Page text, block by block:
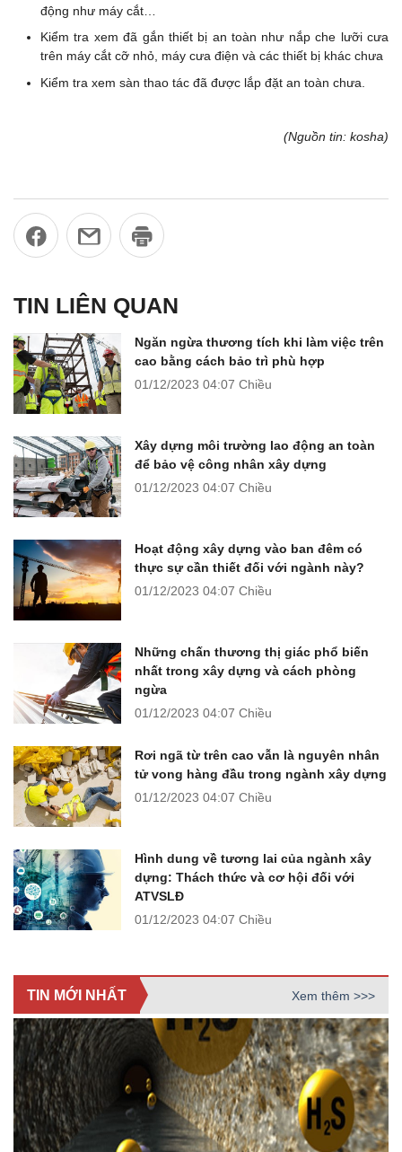
động như máy cắt…
Kiểm tra xem đã gắn thiết bị an toàn như nắp che lưỡi cưa
trên máy cắt cỡ nhỏ, máy cưa điện và các thiết bị khác chưa
Kiểm tra xem sàn thao tác đã được lắp đặt an toàn chưa.
(Nguồn tin: kosha)
TIN LIÊN QUAN
Ngăn ngừa thương tích khi làm việc trên
cao bằng cách bảo trì phù hợp
01/12/2023 04:07 Chiều
Xây dựng môi trường lao động an toàn
để bảo vệ công nhân xây dựng
01/12/2023 04:07 Chiều
Hoạt động xây dựng vào ban đêm có
thực sự cần thiết đối với ngành này?
01/12/2023 04:07 Chiều
Những chấn thương thị giác phổ biến
nhất trong xây dựng và cách phòng
ngừa
01/12/2023 04:07 Chiều
Rơi ngã từ trên cao vẫn là nguyên nhân
tử vong hàng đầu trong ngành xây dựng
01/12/2023 04:07 Chiều
Hình dung về tương lai của ngành xây
dựng: Thách thức và cơ hội đối với
ATVSLĐ
01/12/2023 04:07 Chiều
TIN MỚI NHẤT Xem thêm >>>